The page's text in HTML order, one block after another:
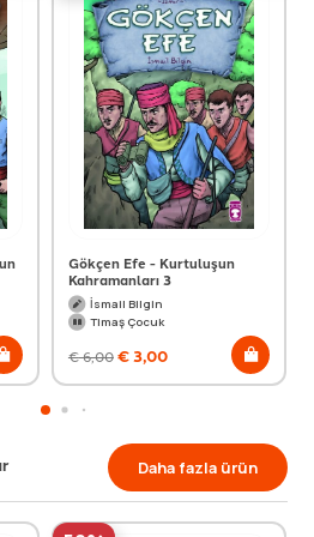
Gökçen Efe - Kurtuluşun
Kahramanları 3
İsmail Bilgin
Timaş Çocuk
€6,00€3,00
Daha fazla ürün